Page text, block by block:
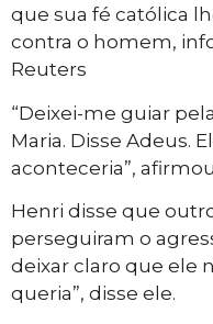
que sua fé católica
contra o homem,
Reuters
“Deixei-me guiar
Maria. Disse Adeus.
aconteceria”,
Henri disse que
perseguiram o
deixar claro que ele
queria”, disse ele.